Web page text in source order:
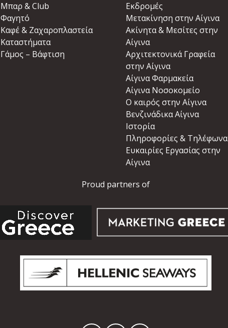
Μπαρ & Club
Φαγητό
Καφέ & Ζαχαροπλαστεία
Καταστήματα
Γάμος – Βάφτιση
Εκδρομές
Μετακίνηση στην Αίγινα
Ακίνητα & Μεσίτες στην
Αίγινα
Αρχιτεκτονικά Γραφεία
στην Αίγινα
Αίγινα Φαρμακεία
Αίγινα Νοσοκομείο
Ο καιρός στην Αίγινα
Βενζινάδικα Αίγινα
Ιστορία
Πληροφορίες & Τηλέφωνα
Ευκαιρίες Εργασίας στην
Αίγινα
Proud partners of